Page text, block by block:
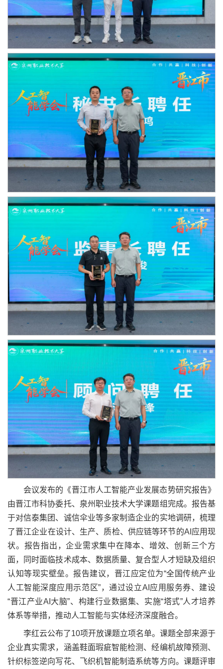
会议发布的《晋江市人工智能产业发展态势研究报告》
由晋江市科协委托、泉州职业技术大学课题组完成。报告基
于对信泰集团、诚信伞业等多家制造企业的实地调研，梳理
了晋江企业在设计、生产、质检、供应链等环节的AI应用现
状。报告指出，企业需求集中在降本、增效、创新三个方
面，同时面临技术成本、数据质量、复合型人才短缺及组织
认知等现实壁垒。报告建议，晋江应定位为“全国传统产业
人工智能深度应用示范区”，通过设立AI应用服务券、建设
“晋江产业AI大脑”、构建行业数据集、实施“塔式”人才培养
体系等举措，推动人工智能与实体经济深度融合。
李红云公布了10项开放课题立项名单。课题全部来源于
企业真实需求，涵盖鞋面瑕疵智能检测、经编机故障预测、
针织标签逆向写花、飞织机智能制造系统等方向。课题评审